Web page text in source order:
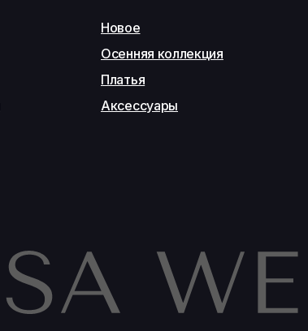
Новое
Осенняя коллекция
Платья
Аксессуары